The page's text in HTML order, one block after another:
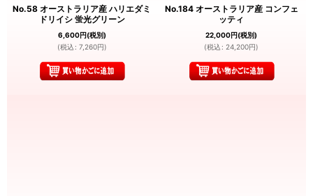
No.58 オーストラリア産 ハリエダミ
ドリイシ 蛍光グリーン
6,600円(税別)
(税込 : 7,260円)
No.184 オーストラリア産 コンフェ
ッティ
22,000円(税別)
(税込 : 24,200円)